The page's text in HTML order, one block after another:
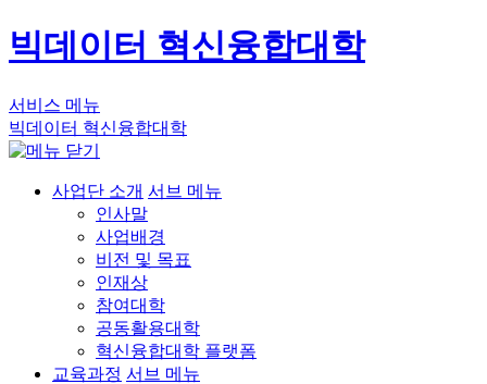
빅데이터 혁신융합대학
서비스 메뉴
빅데이터 혁신융합대학
사업단 소개 서브 메뉴
인사말
사업배경
비전 및 목표
인재상
참여대학
공동활용대학
혁신융합대학 플랫폼
교육과정 서브 메뉴